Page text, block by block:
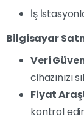
İş
Bilgisayar
Veri
cihazınızı
Fiyat
kontrol